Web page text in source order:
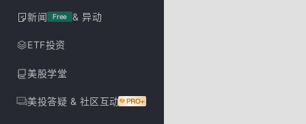
新闻 Free & 异动
ETF投资
美股学堂
美投答疑 & 社区互动